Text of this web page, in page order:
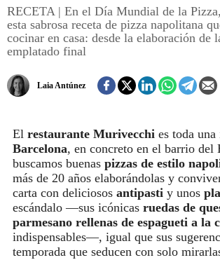
REGISTRO
RECETA | En el Día Mundial de la
esta sabrosa receta de pizza napolitana
cocinar en casa: desde la elaboración de
emplatado final
Laia Antúnez
El restaurante Murivecchi es toda
Barcelona, en concreto en el barrio del
buscamos buenas pizzas de estilo
más de 20 años elaborándolas y
carta con deliciosos antipasti y unos
escándalo —sus icónicas ruedas de
parmesano rellenas de espagueti a la
indispensables—, igual que sus
temporada que seducen con solo